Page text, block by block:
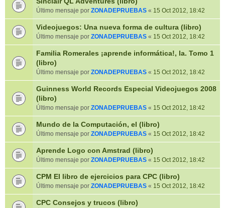
Último mensaje por ZONADEPRUEBAS « 15 Oct 2012, 18:42
Videojuegos: Una nueva forma de cultura (libro)
Último mensaje por ZONADEPRUEBAS « 15 Oct 2012, 18:42
Familia Romerales ¡aprende informática!, la. Tomo 1
(libro)
Último mensaje por ZONADEPRUEBAS « 15 Oct 2012, 18:42
Guinness World Records Especial Videojuegos 2008
(libro)
Último mensaje por ZONADEPRUEBAS « 15 Oct 2012, 18:42
Mundo de la Computación, el (libro)
Último mensaje por ZONADEPRUEBAS « 15 Oct 2012, 18:42
Aprende Logo con Amstrad (libro)
Último mensaje por ZONADEPRUEBAS « 15 Oct 2012, 18:42
CPM El libro de ejercicios para CPC (libro)
Último mensaje por ZONADEPRUEBAS « 15 Oct 2012, 18:42
CPC Consejos y trucos (libro)